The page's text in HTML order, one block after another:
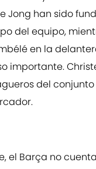
Jong han sido
del equipo,
en la
importante.
del conjunto
el Barça no